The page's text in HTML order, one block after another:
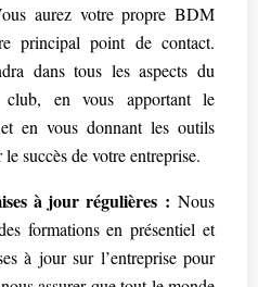
aurez votre propre BDM
principal point de contact.
dans tous les aspects du
club, en vous apportant le
en vous donnant les outils
succès de votre entreprise.
à jour régulières : Nous
formations en présentiel et
à jour sur l’entreprise pour